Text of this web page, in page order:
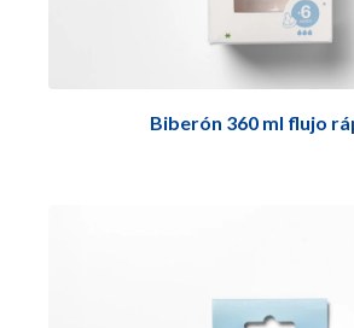
Biberón 360 ml flujo